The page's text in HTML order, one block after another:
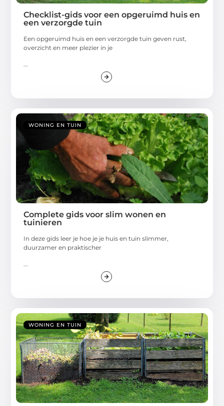
Checklist-gids voor een opgeruimd huis en
een verzorgde tuin
Een opgeruimd huis en een verzorgde tuin geven rust,
overzicht en meer plezier in je
WONING EN TUIN
Complete gids voor slim wonen en
tuinieren
In deze gids leer je hoe je je huis en tuin slimmer,
duurzamer en praktischer
WONING EN TUIN